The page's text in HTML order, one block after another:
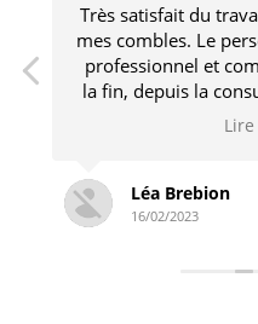
Très satisfait du
mes combles. Le
professionnel et
la fin, depuis la
fin de
Léa Brebion
16/02/2023